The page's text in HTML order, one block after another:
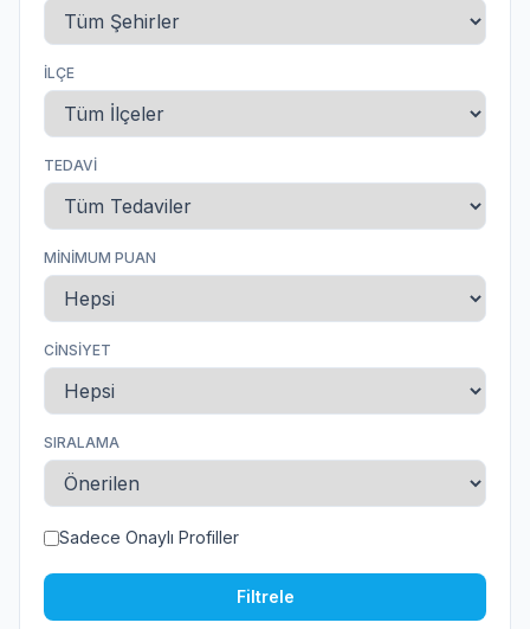
İLÇE
TEDAVI
MINIMUM PUAN
CINSIYET
SIRALAMA
Sadece Onaylı Profiller
Filtrele